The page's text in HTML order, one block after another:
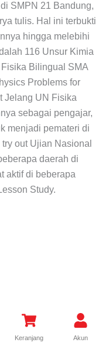
SMPN 21 Bandung,
tulis. Hal ini terbukti
hingga melebihi
116 Unsur Kimia
Bilingual SMA
Problems for
Jelang UN Fisika
sebagai pengajar,
menjadi pemateri di
out Ujian Nasional
daerah di
aktif di beberapa
Study.
Keranjang Akun